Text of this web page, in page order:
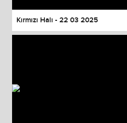
Kırmızı Halı - 22 03 2025